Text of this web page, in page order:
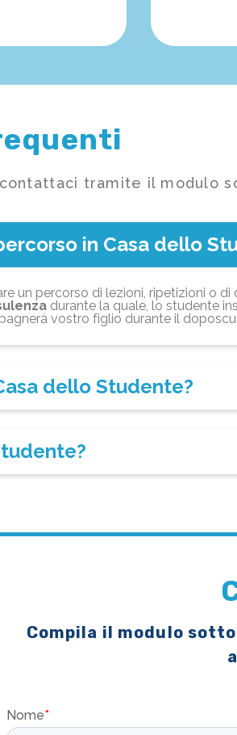
tramite il modulo
in Casa dello
un percorso di lezioni, ripetizioni o
durante la quale, lo studente
vostro figlio durante il
dello Studente?
Compila il modulo